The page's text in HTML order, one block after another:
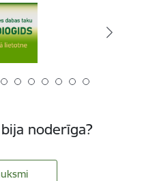
noderīga?